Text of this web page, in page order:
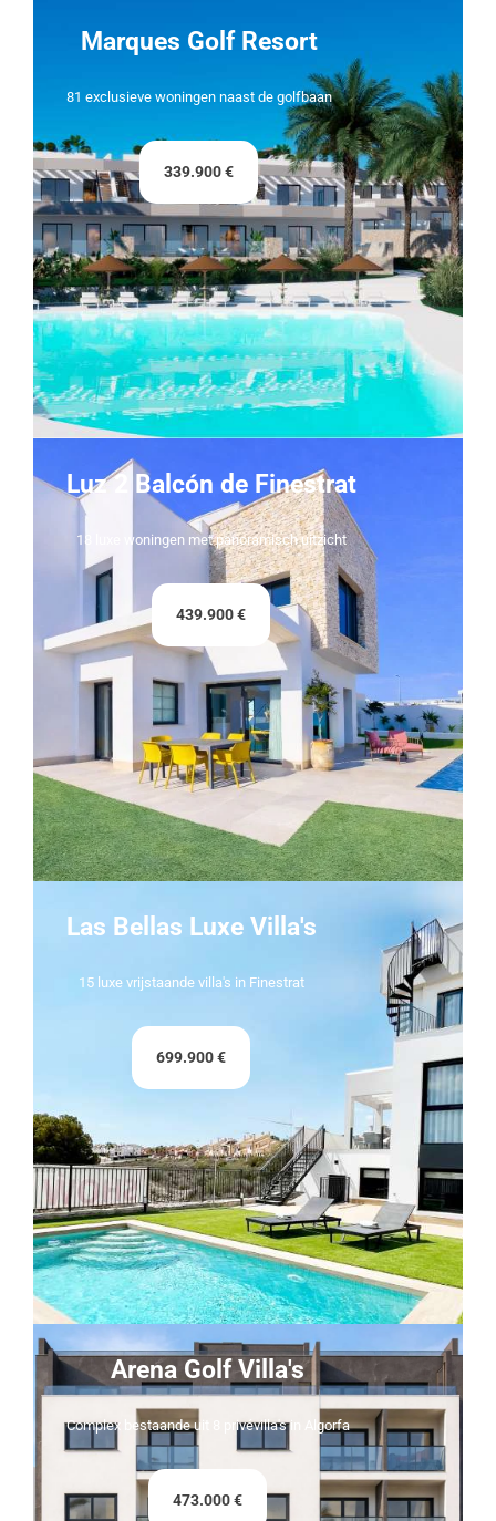
Marques Golf Resort
81 exclusieve woningen naast de golfbaan
339.900 €
Luz 2 Balcón de Finestrat
18 luxe woningen met panoramisch uitzicht
439.900 €
Las Bellas Luxe Villa's
15 luxe vrijstaande villa's in Finestrat
699.900 €
Arena Golf Villa's
Complex bestaande uit 8 privévilla's in Algorfa
473.000 €